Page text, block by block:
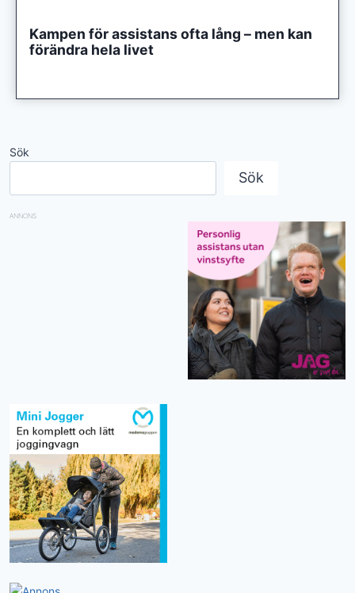
Kampen för assistans ofta lång – men kan
förändra hela livet
Sök
Sök
ANNONS